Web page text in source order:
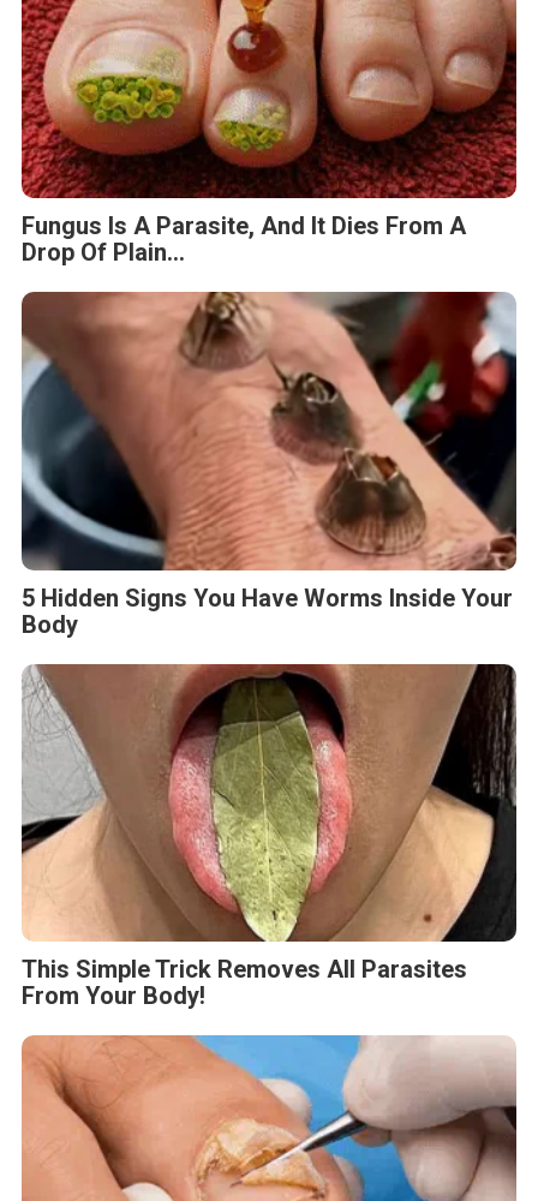
Fungus Is A Parasite, And It Dies From A
Drop Of Plain...
5 Hidden Signs You Have Worms Inside Your
Body
This Simple Trick Removes All Parasites
From Your Body!